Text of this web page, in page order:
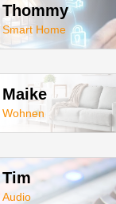
Thommy
Smart Home
Maike
Wohnen
Tim
Audio